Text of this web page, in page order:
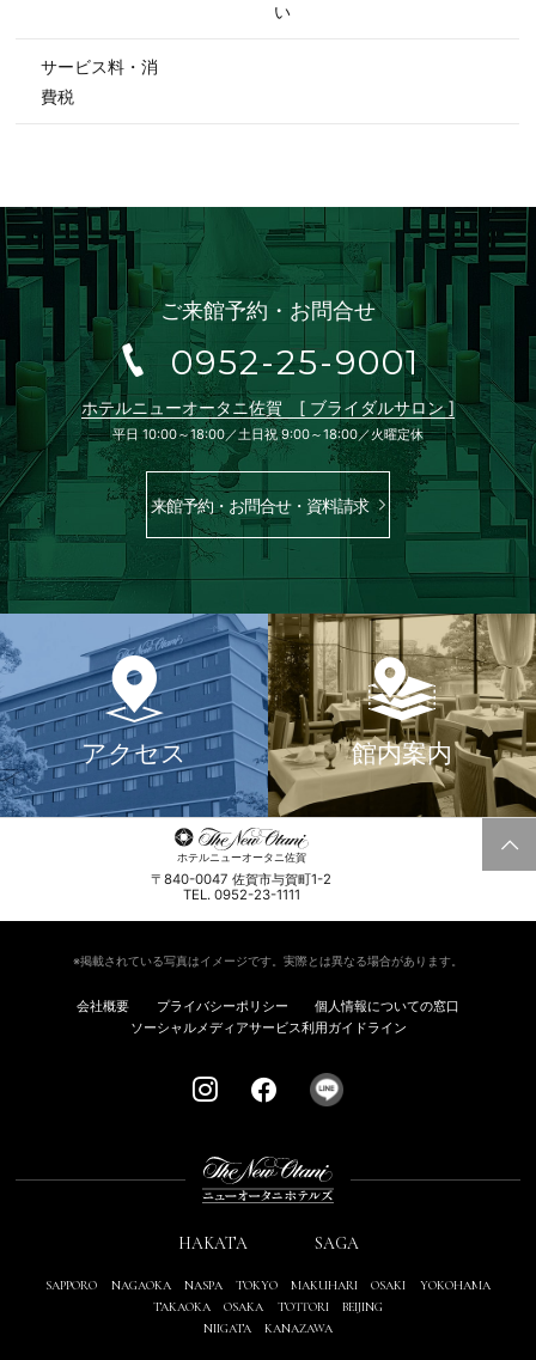
い
サービス料・消
費税
ご来館予約・お問合せ
0952-25-9001
ホテルニューオータニ佐賀 [ ブライダルサロン ]
平日 10:00～18:00／土日祝 9:00～18:00／火曜定休
来館予約・お問合せ・資料請求
アクセス 館内案内
ホテルニューオータニ佐賀
〒840-0047 佐賀市与賀町1-2
TEL. 0952-23-1111
※掲載されている写真はイメージです。実際とは異なる場合があります。
会社概要 プライバシーポリシー
個人情報についての窓口
ソーシャルメディアサービス利用ガイドライン
HAKATA SAGA
SAPPORO NAGAOKA NASPA TOKYO MAKUHARI OSAKI
YOKOHAMA
TAKAOKA
OSAKA TOTTORI
BEIJING
NIIGATA
KANAZAWA